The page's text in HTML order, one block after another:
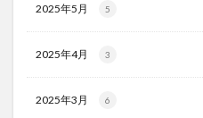
2025年5月 5
2025年4月 3
2025年3月 6